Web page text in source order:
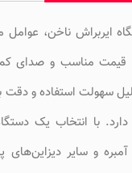
ایربراش ناخن،
قیمت مناسب و صدای
سهولت استفاده و دقت
دارد. با انتخاب یک
و سایر دیزاین‌های